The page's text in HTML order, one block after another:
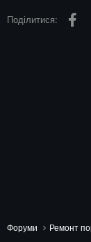
Поділитися:
Форуми Ремонт